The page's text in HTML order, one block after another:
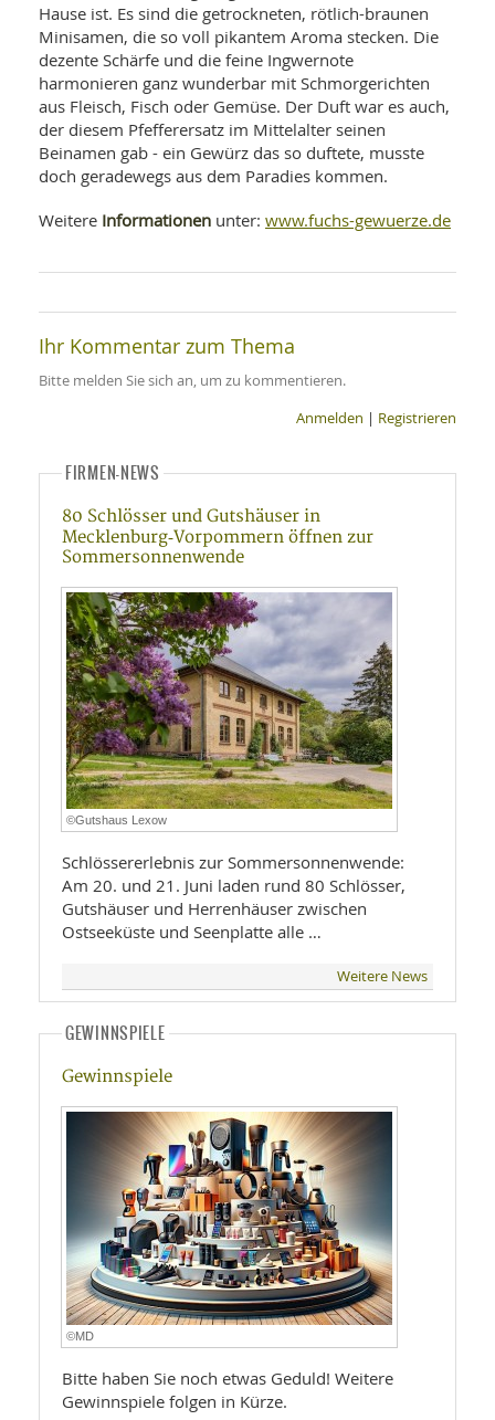
Hause ist. Es sind die getrockneten, rötlich-braunen
Minisamen, die so voll pikantem Aroma stecken. Die
dezente Schärfe und die feine Ingwernote
harmonieren ganz wunderbar mit Schmorgerichten
aus Fleisch, Fisch oder Gemüse. Der Duft war es auch,
der diesem Pfefferersatz im Mittelalter seinen
Beinamen gab - ein Gewürz das so duftete, musste
doch geradewegs aus dem Paradies kommen.
Weitere Informationen unter: www.fuchs-gewuerze.de
Ihr Kommentar zum Thema
Bitte melden Sie sich an, um zu kommentieren.
Anmelden | Registrieren
FIRMEN-NEWS
80 Schlösser und Gutshäuser in
Mecklenburg‑Vorpommern öffnen zur
Sommersonnenwende
©Gutshaus Lexow
Schlössererlebnis zur Sommersonnenwende:
Am 20. und 21. Juni laden rund 80 Schlösser,
Gutshäuser und Herrenhäuser zwischen
Ostseeküste und Seenplatte alle …
Weitere News
GEWINNSPIELE
Gewinnspiele
©MD
Bitte haben Sie noch etwas Geduld! Weitere
Gewinnspiele folgen in Kürze.